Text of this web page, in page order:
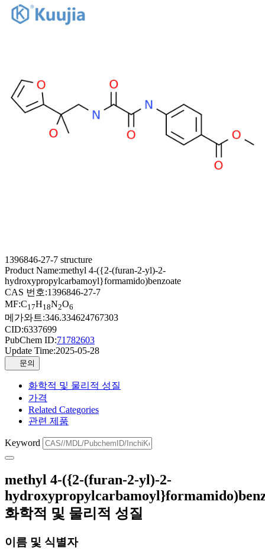
1396846-27-7 structure
Product Name:methyl 4-({2-(furan-2-yl)-2-
hydroxypropylcarbamoyl}formamido)benzoate
CAS 번호:1396846-27-7
MF:C17H18N2O6
메가와트:346.334624767303
CID:6337699
PubChem ID:71782603
Update Time:2025-05-28
문의
화학적 및 물리적 성질
가격
Related Categories
관련 제품
Keyword
methyl 4-({2-(furan-2-yl)-2-
화학적 및 물리적 성질
이름 및 식별자